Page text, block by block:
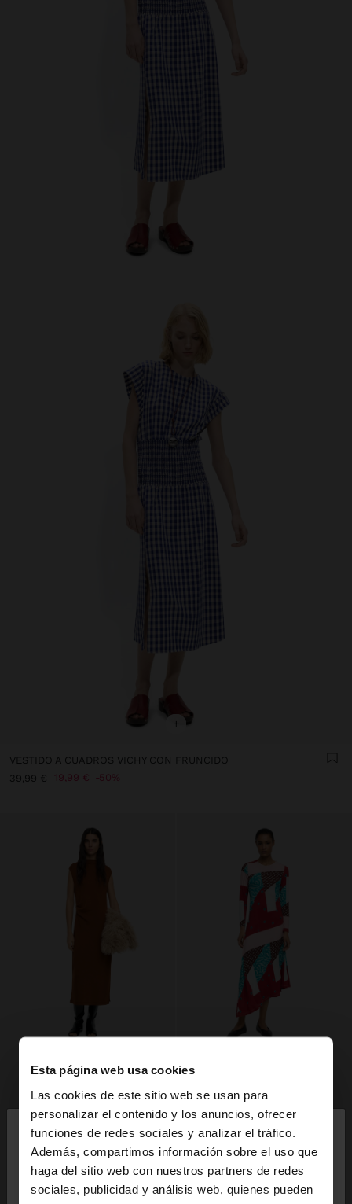
Esta página web usa cookies
Las cookies de este sitio web se usan para
personalizar el contenido y los anuncios, ofrecer
funciones de redes sociales y analizar el tráfico.
Además, compartimos información sobre el uso que
haga del sitio web con nuestros partners de redes
sociales, publicidad y análisis web, quienes pueden
hola
Estás accediendo a la web de España. ¿Quieres ir a
la web de United States?
+
VESTIDO A CUADROS VICHY CON FRUNCIDO
39,99 €
19,99 € 50%